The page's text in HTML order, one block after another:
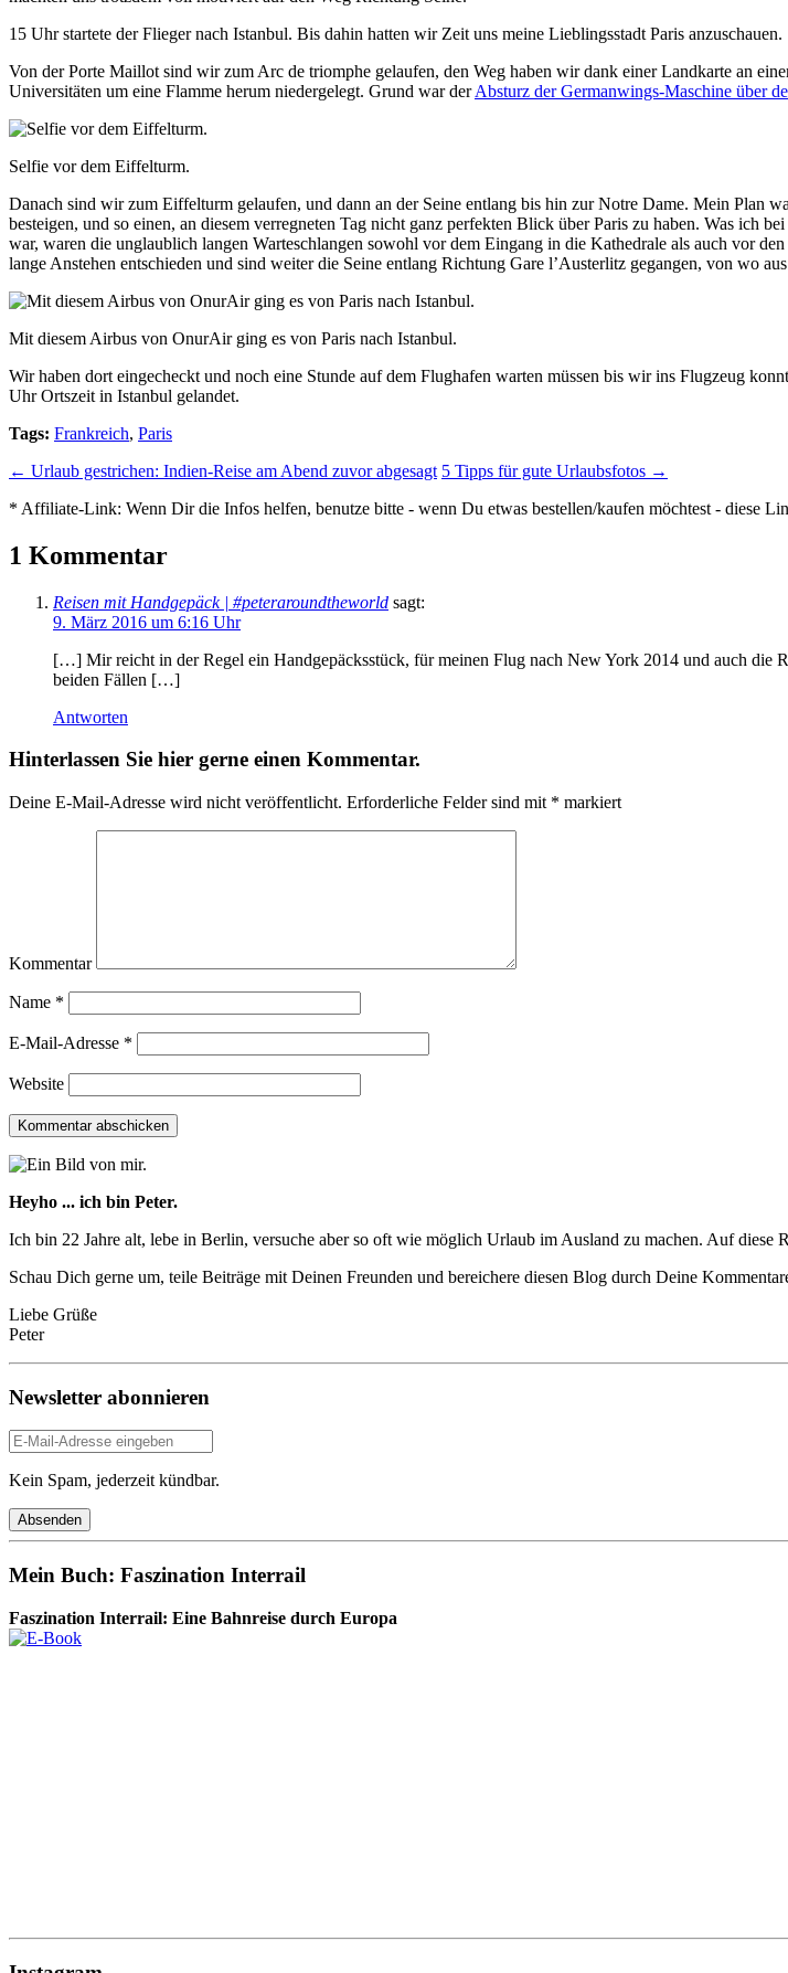
15 Uhr startete der Flieger nach Istanbul. Bis dahin hatten wir Zeit uns meine Lieblingsstadt Paris anzuschauen.
Von der Porte Maillot sind wir zum Arc de triomphe gelaufen, den Weg haben wir dank einer Landkarte an
Universitäten um eine Flamme herum niedergelegt. Grund war derAbsturz der Germanwings-Maschine über
Selfie vor dem Eiffelturm.
Danach sind wir zum Eiffelturm gelaufen, und dann an der Seine entlang bis hin zur Notre Dame. Mein Plan
besteigen, und so einen, an diesem verregneten Tag nicht ganz perfekten Blick über Paris zu haben. Was ich
war, waren die unglaublich langen Warteschlangen sowohl vor dem Eingang in die Kathedrale als auch vor
lange Anstehen entschieden und sind weiter die Seine entlang Richtung Gare l’Austerlitz gegangen, von wo
Mit diesem Airbus von OnurAir ging es von Paris nach Istanbul.
Wir haben dort eingecheckt und noch eine Stunde auf dem Flughafen warten müssen bis wir ins Flugzeug
Uhr Ortszeit in Istanbul gelandet.
Tags: Frankreich, Paris
← Urlaub gestrichen: Indien-Reise am Abend zuvor abgesagt 5 Tipps für gute Urlaubsfotos →
* Affiliate-Link: Wenn Dir die Infos helfen, benutze bitte - wenn Du etwas bestellen/kaufen möchtest - diese
1 Kommentar
Reisen mit Handgepäck | #peteraroundtheworld sagt:
9. März 2016 um 6:16 Uhr
[…] Mir reicht in der Regel ein Handgepäcksstück, für meinen Flug nach New York 2014 und auch die
beiden Fällen […]
Antworten
Hinterlassen Sie hier gerne einen Kommentar.
Deine E-Mail-Adresse wird nicht veröffentlicht. Erforderliche Felder sind mit * markiert
Kommentar
Name *
E-Mail-Adresse *
Website
Heyho ... ich bin Peter.
Ich bin 22 Jahre alt, lebe in Berlin, versuche aber so oft wie möglich Urlaub im Ausland zu machen. Auf diese
Schau Dich gerne um, teile Beiträge mit Deinen Freunden und bereichere diesen Blog durch Deine
Liebe Grüße
Peter
Newsletter abonnieren
Kein Spam, jederzeit kündbar.
Mein Buch: Faszination Interrail
Faszination Interrail: Eine Bahnreise durch Europa